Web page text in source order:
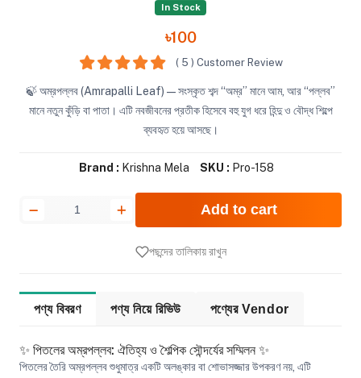
In Stock
৳100
( 5 ) Customer Review
🍃 অম্রপল্লব (Amrapalli Leaf) — সংস্কৃত শব্দ “অম্র” মানে আম, আর “পল্লব”
মানে নতুন কুঁড়ি বা পাতা। এটি নবজীবনের প্রতীক হিসেবে বহু যুগ ধরে হিন্দু ও বৌদ্ধ শিল্পে
ব্যবহৃত হয়ে আসছে।
Brand : Krishna Mela SKU : Pro-158
Add to cart
পছন্দের তালিকায় রাখুন
পণ্য বিবরণ পণ্য নিয়ে রিভিউ পণ্যের Vendor
✨ পিতলের অম্রপল্লব: ঐতিহ্য ও শৈল্পিক সৌন্দর্যের সম্মিলন ✨
পিতলের তৈরি অম্রপল্লব শুধুমাত্র একটি অলঙ্কার বা শোভাসজ্জার উপকরণ নয়, এটি